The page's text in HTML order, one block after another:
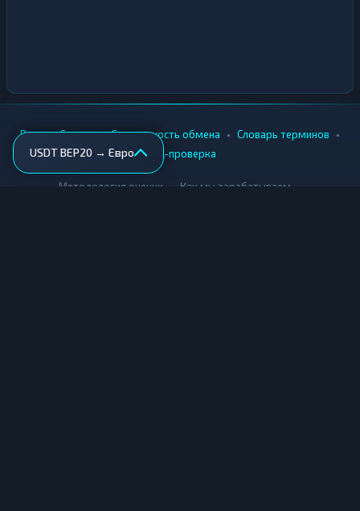
USDT BEP20 → Евро
Вики • Города • Безопасность обмена • Словарь терминов •
AML-проверка
Методология оценки Как мы зарабатываем